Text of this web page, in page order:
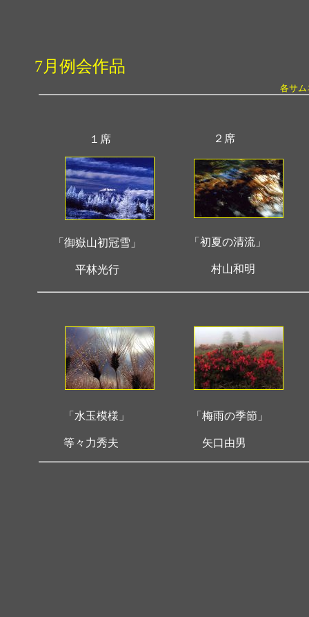
各サム
7月例会作品
１席 ２席
「御嶽山初冠雪」
平林光行
「初夏の清流」
村山和明
「水玉模様」
等々力秀夫
「梅雨の季節」
矢口由男